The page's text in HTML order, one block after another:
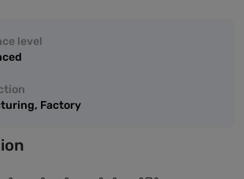
level
Factory